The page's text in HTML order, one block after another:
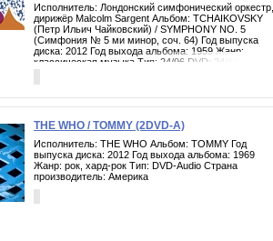
Исполнитель: Лондонский симфонический оркестр,
дирижёр Malcolm Sargent Альбом: TCHAIKOVSKY
(Петр Ильич Чайковский) / SYMPHONY NO. 5
(Симфония № 5 ми минор, соч. 64) Год выпуска
диска: 2012 Год выхода альбома: 1959 Жанр:
классическая музыка Тип: 24/96 DVD; 24/192 DVD-A
и Бонус CD Производитель: CLASSIC RECORDS
THE WHO / TOMMY (2DVD-A)
Исполнитель: THE WHO Альбом: TOMMY Год
выпуска диска: 2012 Год выхода альбома: 1969
Жанр: рок, хард-рок Тип: DVD-Audio Страна
производитель: Америка